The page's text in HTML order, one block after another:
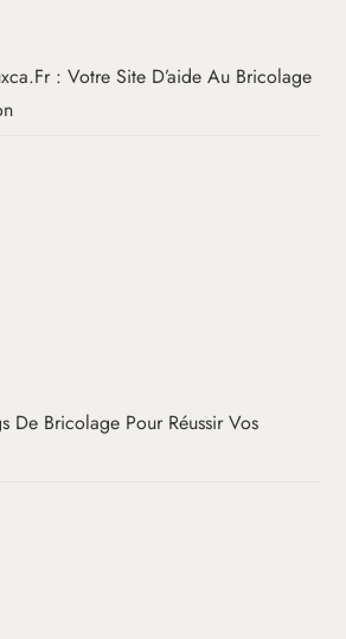
: Votre Site D’aide Au Bricolage
De Bricolage Pour Réussir Vos